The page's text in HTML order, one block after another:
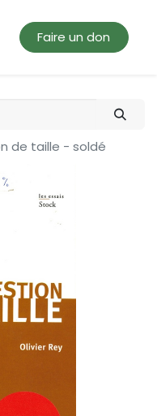
Faire un don
de taille - soldé